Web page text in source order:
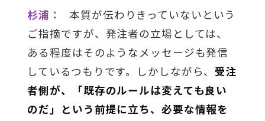
杉浦：
本質が伝わりきっていないという
ご指摘ですが、発注者の立場としては、
ある程度はそのようなメッセージも発信
しているつもりです。しかしながら、受注
者側が、「既存のルールは変えても良い
のだ」という前提に立ち、必要な情報を